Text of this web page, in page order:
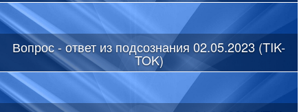
Вопрос - ответ из подсознания 02.05.2023 (TIK-
TOK)